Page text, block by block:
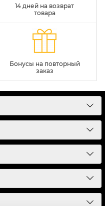
14 дней на возврат
товара
Бонусы на повторный
заказ